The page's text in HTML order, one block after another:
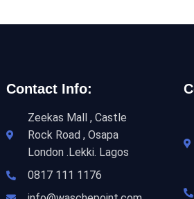
Contact Info:
Zeekas Mall , Castle
Rock Road , Osapa
London .Lekki. Lagos
0817 111 1176